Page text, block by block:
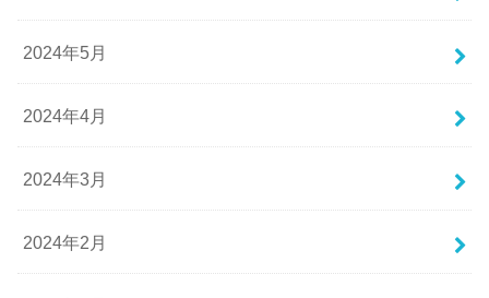
2024年5月
2024年4月
2024年3月
2024年2月